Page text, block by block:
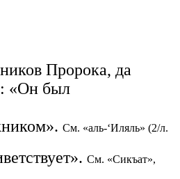
Пророка, да
«Он был
См. «аль-‘Иляль» (2/л.
См. «Сикъат»,